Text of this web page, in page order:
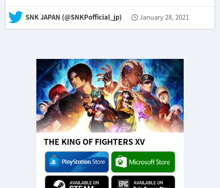
— SNK JAPAN (@SNKPofficial_jp) January 28, 2021
THE KING OF FIGHTERS XV